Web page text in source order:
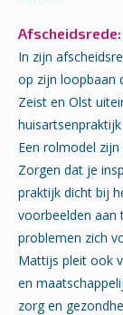
In zijn
op zijn loopbaan
Zeist en Olst
Een rolmodel
Zorgen dat je
praktijk dicht bij
voorbeelden aan
problemen zich
Mattijs pleit ook
en
zorg en